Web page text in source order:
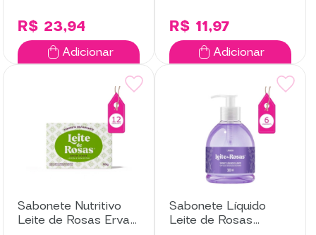
R$ 23,94
Adicionar
R$ 11,97
Adicionar
Sabonete Nutritivo
Leite de Rosas Erva
Sabonete Líquido
Leite de Rosas